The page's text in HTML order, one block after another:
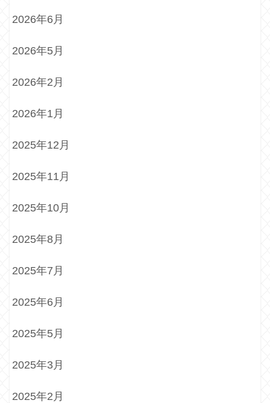
2026年6月
2026年5月
2026年2月
2026年1月
2025年12月
2025年11月
2025年10月
2025年8月
2025年7月
2025年6月
2025年5月
2025年3月
2025年2月